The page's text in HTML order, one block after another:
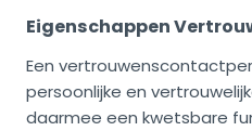
Eigenschappen
Een
persoonlijke en
daarmee een kwetsbare